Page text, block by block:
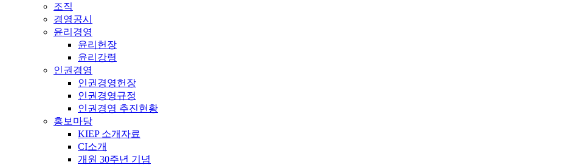
조직
경영공시
윤리경영
윤리헌장
윤리강령
인권경영
인권경영헌장
인권경영규정
인권경영 추진현황
홍보마당
KIEP 소개자료
CI소개
개원 30주년 기념